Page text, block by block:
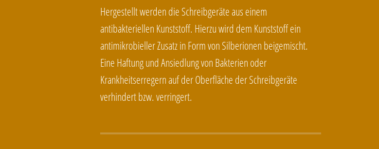
Hergestellt werden die Schreibgeräte aus einem
antibakteriellen Kunststoff. Hierzu wird dem Kunststoff ein
antimikrobieller Zusatz in Form von Silberionen beigemischt.
Eine Haftung und Ansiedlung von Bakterien oder
Krankheitserregern auf der Oberfläche der Schreibgeräte
verhindert bzw. verringert.